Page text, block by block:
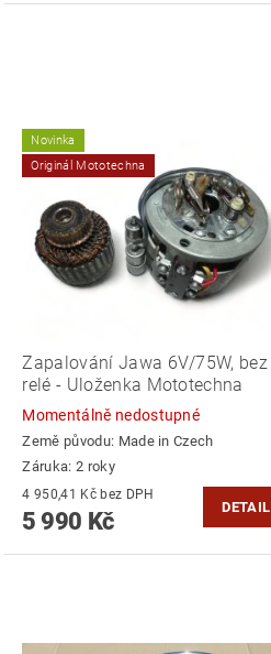
Novinka
Originál Mototechna
Zapalování Jawa 6V/75W, bez
relé - Uloženka Mototechna
Momentálně nedostupné
Země původu: Made in Czech
Záruka: 2 roky
4 950,41 Kč bez DPH
5 990 Kč
DETAIL